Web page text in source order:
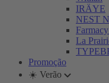
IRÄYE
NEST
La
Promoção
☀️ Verão